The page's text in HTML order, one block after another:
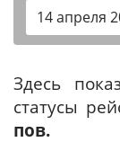
Здесь
статусы
пов.